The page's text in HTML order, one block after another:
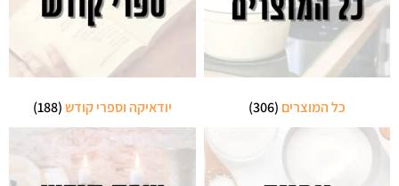
כל המוצרים (306) יודאיקה וספרי קודש(188)